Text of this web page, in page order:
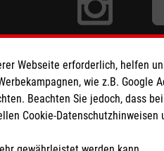
sie auf unsererStartseite
Webseite erforderlich, helfen
wie z.B. Google
Beachten Sie jedoch, dass
Cookie-Datenschutzhinweisen